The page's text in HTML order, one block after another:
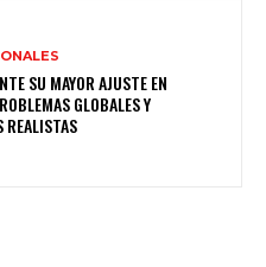
SU MAYOR AJUSTE EN
GLOBALES Y
REALISTAS